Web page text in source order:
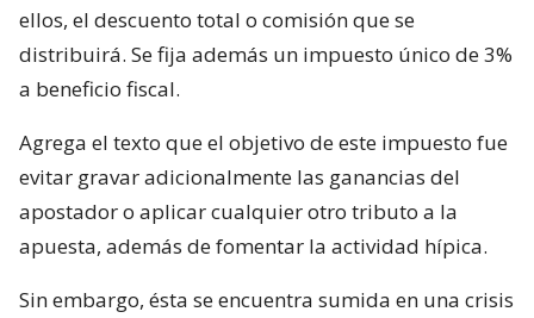
ellos, el descuento total o comisión que se
distribuirá. Se fija además un impuesto único de 3%
a beneficio fiscal.
Agrega el texto que el objetivo de este impuesto fue
evitar gravar adicionalmente las ganancias del
apostador o aplicar cualquier otro tributo a la
apuesta, además de fomentar la actividad hípica.
Sin embargo, ésta se encuentra sumida en una crisis